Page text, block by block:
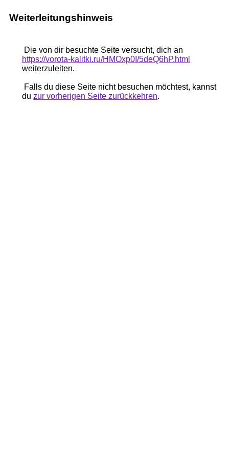
Weiterleitungshinweis
Die von dir besuchte Seite versucht, dich an
https://vorota-kalitki.ru/HMOxp0I/5deQ6hP.html
weiterzuleiten.
Falls du diese Seite nicht besuchen möchtest, kannst
du zur vorherigen Seite zurückkehren.